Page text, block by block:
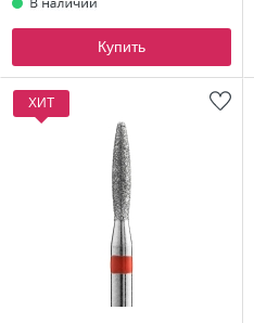
Купить
ХИТ